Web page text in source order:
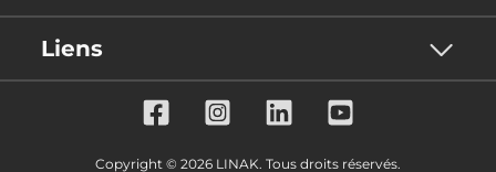
Liens
Copyright © 2026 LINAK. Tous droits réservés.